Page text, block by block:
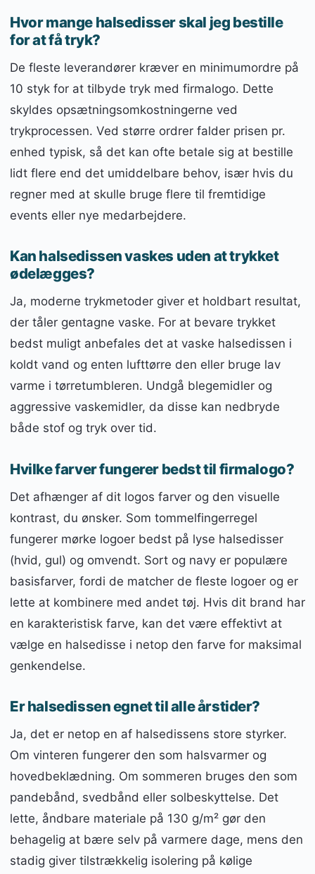
Hvor mange halsedisser skal jeg bestille
for at få tryk?
De fleste leverandører kræver en minimumordre på
10 styk for at tilbyde tryk med firmalogo. Dette
skyldes opsætningsomkostningerne ved
trykprocessen. Ved større ordrer falder prisen pr.
enhed typisk, så det kan ofte betale sig at bestille
lidt flere end det umiddelbare behov, især hvis du
regner med at skulle bruge flere til fremtidige
events eller nye medarbejdere.
Kan halsedissen vaskes uden at trykket
ødelægges?
Ja, moderne trykmetoder giver et holdbart resultat,
der tåler gentagne vaske. For at bevare trykket
bedst muligt anbefales det at vaske halsedissen i
koldt vand og enten lufttørre den eller bruge lav
varme i tørretumbleren. Undgå blegemidler og
aggressive vaskemidler, da disse kan nedbryde
både stof og tryk over tid.
Hvilke farver fungerer bedst til firmalogo?
Det afhænger af dit logos farver og den visuelle
kontrast, du ønsker. Som tommelfingerregel
fungerer mørke logoer bedst på lyse halsedisser
(hvid, gul) og omvendt. Sort og navy er populære
basisfarver, fordi de matcher de fleste logoer og er
lette at kombinere med andet tøj. Hvis dit brand har
en karakteristisk farve, kan det være effektivt at
vælge en halsedisse i netop den farve for maksimal
genkendelse.
Er halsedissen egnet til alle årstider?
Ja, det er netop en af halsedissens store styrker.
Om vinteren fungerer den som halsvarmer og
hovedbeklædning. Om sommeren bruges den som
pandebånd, svedbånd eller solbeskyttelse. Det
lette, åndbare materiale på 130 g/m² gør den
behagelig at bære selv på varmere dage, mens den
stadig giver tilstrækkelig isolering på kølige